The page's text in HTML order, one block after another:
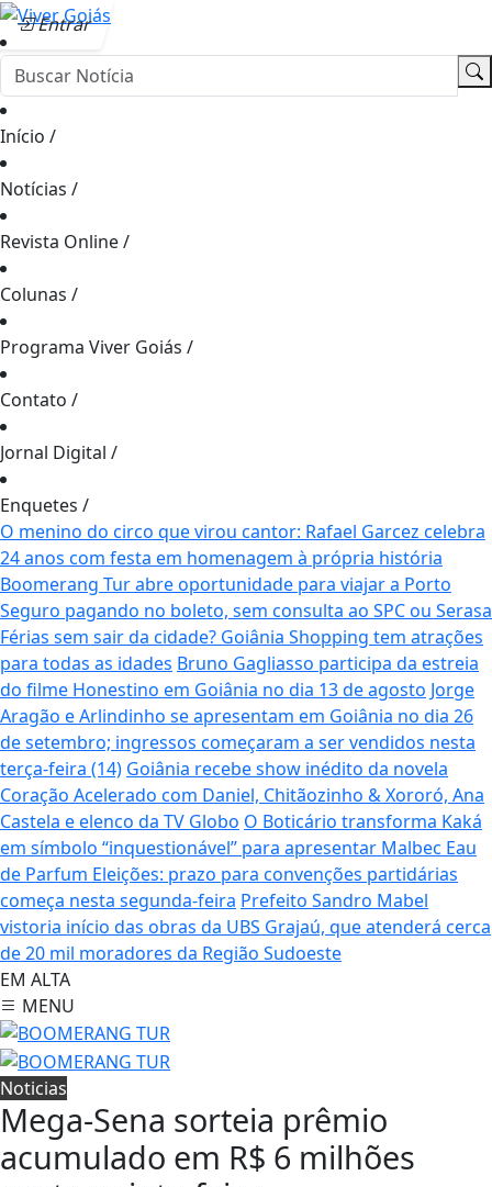
Entrar
Início /
Notícias /
Revista Online/
Colunas /
Programa Viver Goiás /
Contato /
Jornal Digital /
Enquetes /
O menino do circo que virou cantor: Rafael Garcez celebra
24 anos com festa em homenagem à própria história
Boomerang Tur abre oportunidade para viajar a Porto
Seguro pagando no boleto, sem consulta ao SPC ou Serasa
Férias sem sair da cidade? Goiânia Shopping tem atrações
para todas as idades Bruno Gagliasso participa da estreia
do filme Honestino em Goiânia no dia 13 de agosto Jorge
Aragão e Arlindinho se apresentam em Goiânia no dia 26
de setembro; ingressos começaram a ser vendidos nesta
terça-feira (14) Goiânia recebe show inédito da novela
Coração Acelerado com Daniel, Chitãozinho & Xororó, Ana
Castela e elenco da TV Globo O Boticário transforma Kaká
em símbolo “inquestionável” para apresentar Malbec Eau
de Parfum Eleições: prazo para convenções partidárias
começa nesta segunda-feira Prefeito Sandro Mabel
vistoria início das obras da UBS Grajaú, que atenderá cerca
de 20 mil moradores da Região Sudoeste
EM ALTA
MENU
Noticias
Mega-Sena sorteia prêmio
acumulado em R$ 6 milhões